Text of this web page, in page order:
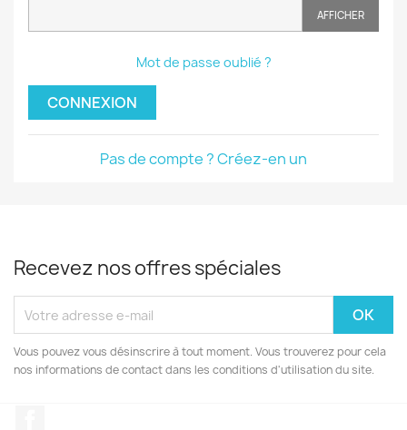
AFFICHER
Mot de passe oublié ?
CONNEXION
Pas de compte ? Créez-en un
Recevez nos offres spéciales
Vous pouvez vous désinscrire à tout moment. Vous trouverez pour cela
nos informations de contact dans les conditions d'utilisation du site.